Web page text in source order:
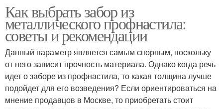
Как выбрать забор из
металлического профнастила:
советы и рекомендации
Данный параметр является самым спорным, поскольку
от него зависит прочность материала. Однако когда речь
идет о заборе из профнастила, то какая толщина лучше
подойдет для его возведения? Если ориентироваться на
мнение продавцов в Москве, то приобретать стоит